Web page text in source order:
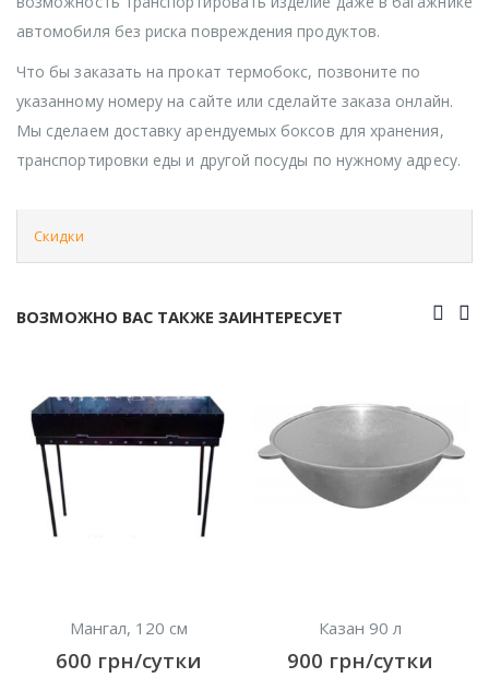
автомобиля без риска повреждения продуктов.
Что бы заказать на прокат термобокс, позвоните по
указанному номеру на сайте или сделайте заказа онлайн.
Мы сделаем доставку арендуемых боксов для хранения,
транспортировки еды и другой посуды по нужному адресу.
Скидки
ВОЗМОЖНО ВАС ТАКЖЕ ЗАИНТЕРЕСУЕТ
Мангал, 120 см
600 грн/сутки
Казан 90 л
900 грн/сутки